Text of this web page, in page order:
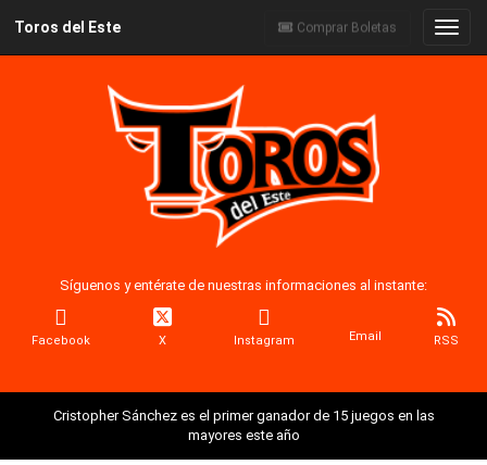
Toros del Este Comprar Boletas
Síguenos y entérate de nuestras informaciones al instante:
Facebook X Instagram Email RSS
Cristopher Sánchez es el primer ganador de 15 juegos en las
mayores este año